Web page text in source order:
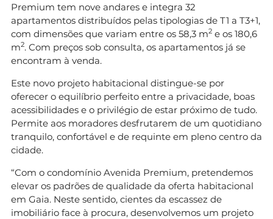
Premium tem nove andares e integra 32
apartamentos distribuídos pelas tipologias de T1 a T3+1,
com dimensões que variam entre os 58,3 m2 e os 180,6
m2. Com preços sob consulta, os apartamentos já se
encontram à venda.
Este novo projeto habitacional distingue-se por
oferecer o equilíbrio perfeito entre a privacidade, boas
acessibilidades e o privilégio de estar próximo de tudo.
Permite aos moradores desfrutarem de um quotidiano
tranquilo, confortável e de requinte em pleno centro da
cidade.
“Com o condomínio Avenida Premium, pretendemos
elevar os padrões de qualidade da oferta habitacional
em Gaia. Neste sentido, cientes da escassez de
imobiliário face à procura, desenvolvemos um projeto